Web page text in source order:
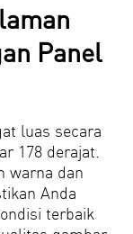
Panel
luas secara
178 derajat.
warna dan
Anda
terbaik